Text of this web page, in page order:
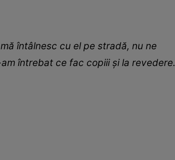
întâlnesc cu el pe stradă, nu ne
întrebat ce fac copiii și la revedere.